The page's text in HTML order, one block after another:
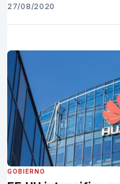
27/08/2020
GOBIERNO